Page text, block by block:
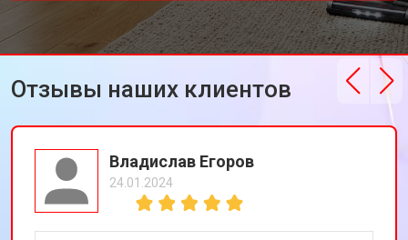
Отзывы наших клиентов
Владислав Егоров
24.01.2024